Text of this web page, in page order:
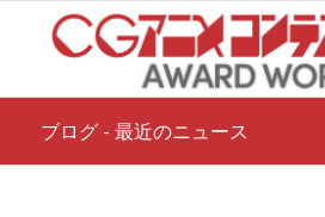
ブログ - 最近のニュース